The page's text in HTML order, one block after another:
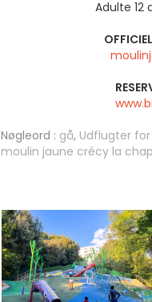
Adulte 12
Nøgleord : gå, Udflugter
moulin jaune crécy la